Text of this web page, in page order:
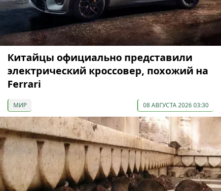
Китайцы официально представили
электрический кроссовер, похожий на
Ferrari
МИР 08 АВГУСТА 2026 03:30